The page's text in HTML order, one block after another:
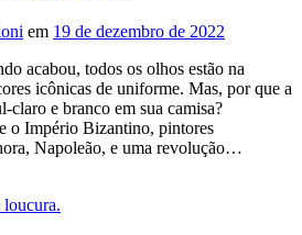
em 19 de dezembro de 2022
acabou, todos os olhos estão na
icônicas de uniforme. Mas, por que a
claro e branco em sua camisa?
o Império Bizantino, pintores
Napoleão, e uma revolução…
loucura.